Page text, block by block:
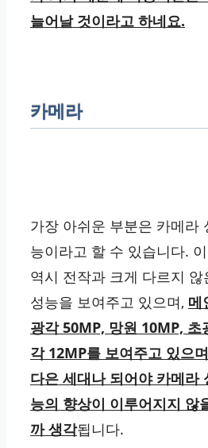
늘어날 것이라고 하네요.
카메라
가장 아쉬운 부분은 카메라
능이라고 할 수 있습니다. 이
역시 전작과 크게 다르지 않
성능을 보여주고 있으며, 메
광각 50MP, 망원 10MP, 초
각 12MP를 보여주고 있으
다은 세대나 되어야 카메라
능의 향상이 이루어지지 않
까 생각됩니다.